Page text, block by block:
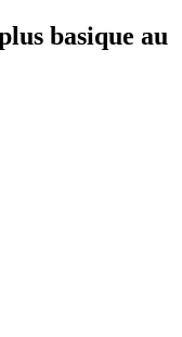
basique au